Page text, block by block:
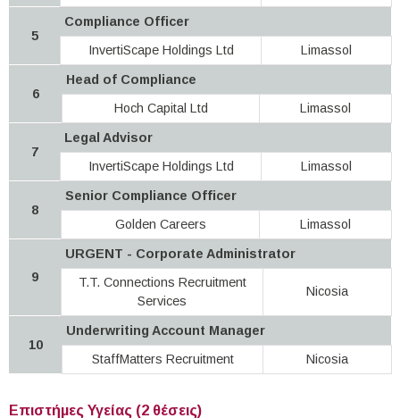
5
Compliance Officer
InvertiScape Holdings Ltd
Limassol
6
Head of Compliance
Hoch Capital Ltd
Limassol
7
Legal Advisor
InvertiScape Holdings Ltd
Limassol
8
Senior Compliance Officer
Golden Careers
Limassol
9
URGENT - Corporate Administrator
T.T. Connections Recruitment
Services
Nicosia
10
Underwriting Account Manager
StaffMatters Recruitment
Nicosia
Επιστήμες Υγείας (2 θέσεις)